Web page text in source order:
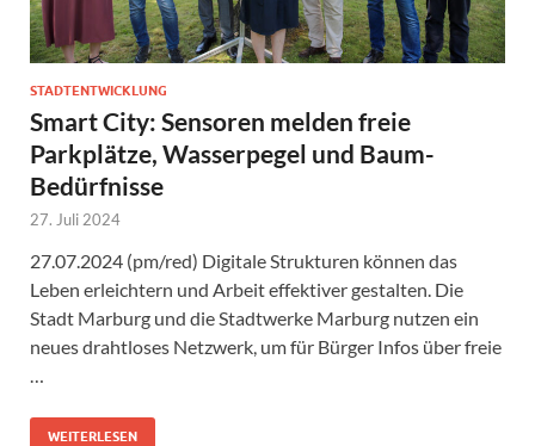
STADTENTWICKLUNG
Smart City: Sensoren melden freie
Parkplätze, Wasserpegel und Baum-
Bedürfnisse
27. Juli 2024
27.07.2024 (pm/red) Digitale Strukturen können das
Leben erleichtern und Arbeit effektiver gestalten. Die
Stadt Marburg und die Stadtwerke Marburg nutzen ein
neues drahtloses Netzwerk, um für Bürger Infos über freie
…
WEITERLESEN